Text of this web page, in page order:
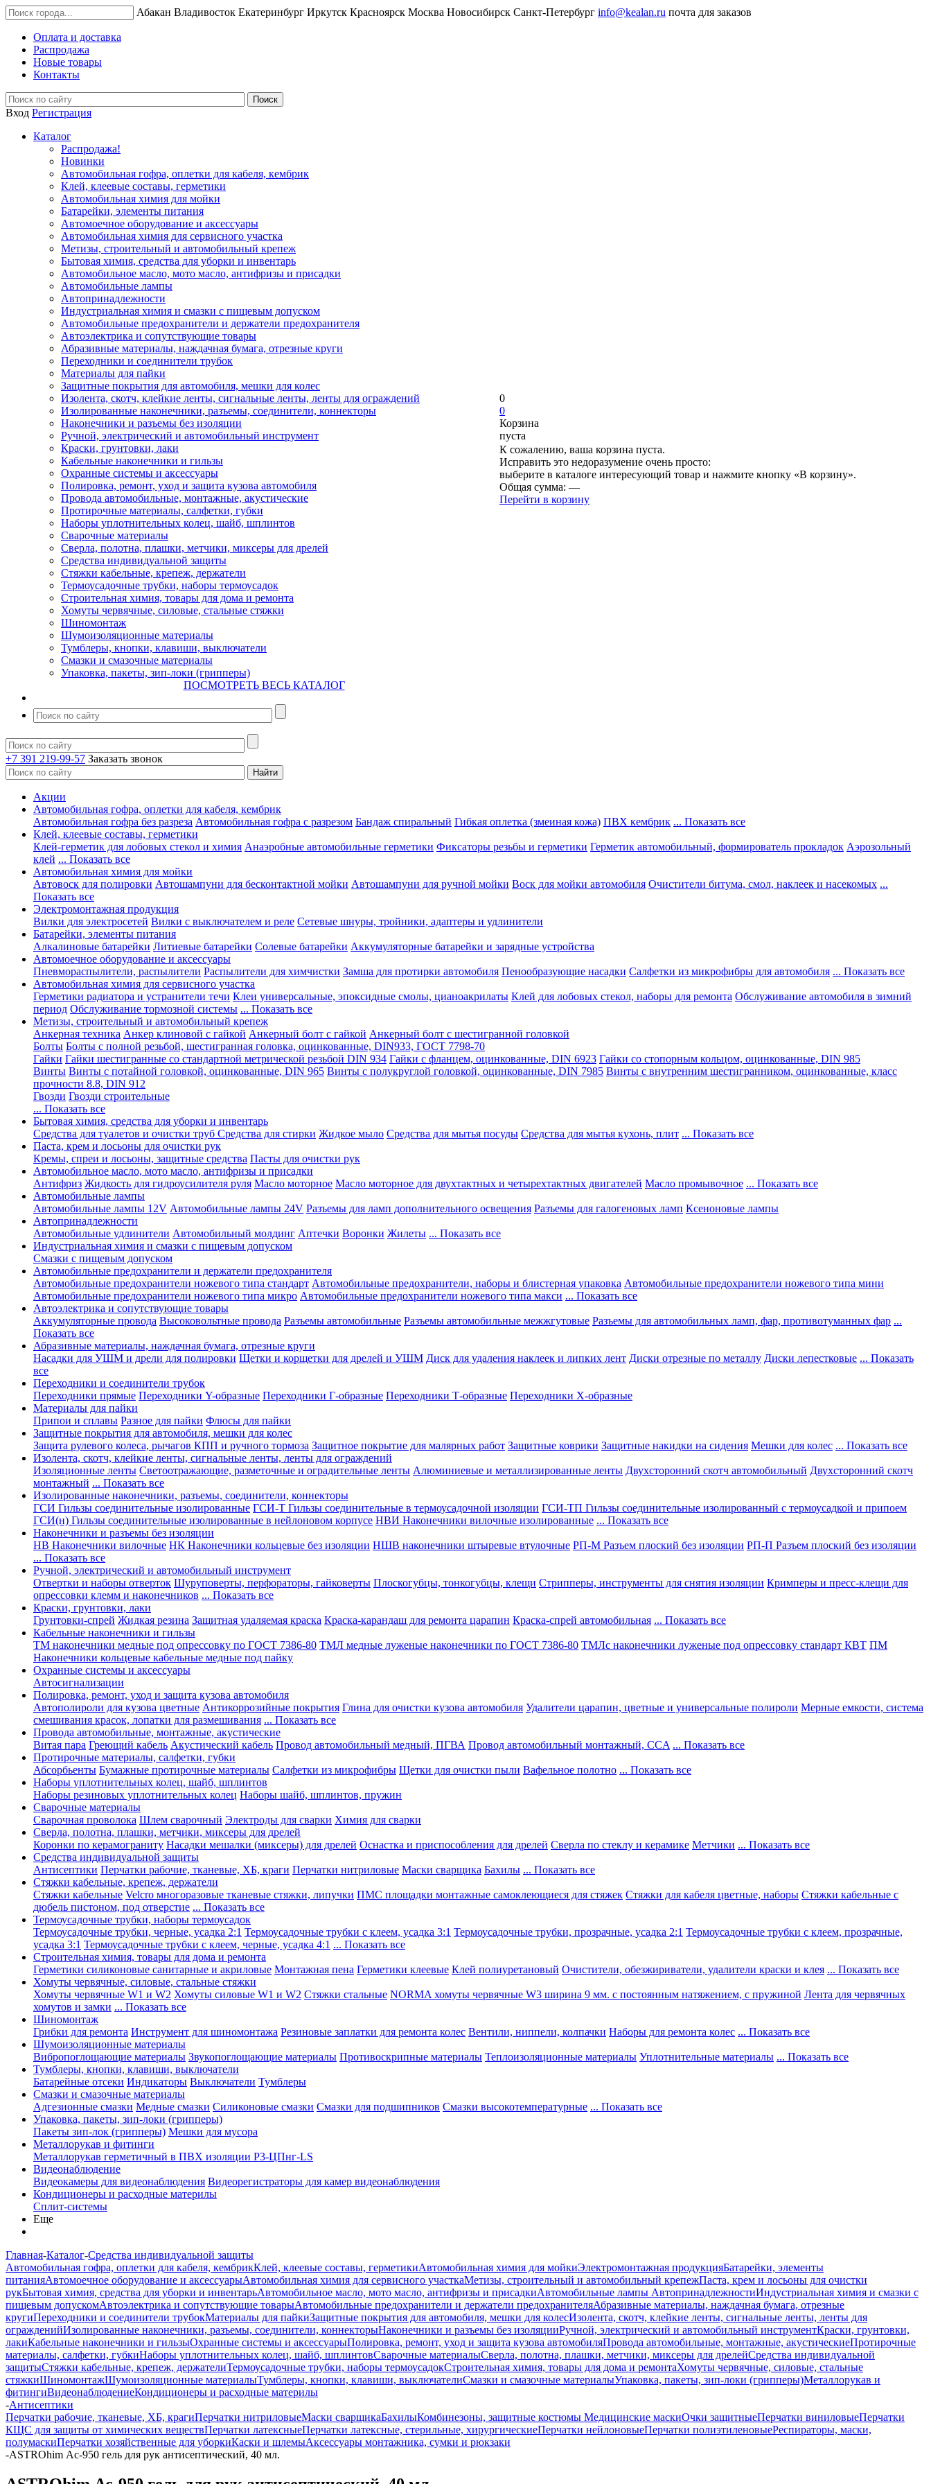
Абакан Владивосток Екатеринбург Иркутск Красноярск Москва Новосибирск Санкт-Петербург info@kealan.ru почта для заказов
Оплата и доставка
Распродажа
Новые товары
Контакты
Вход Регистрация
Каталог
Распродажа!
Новинки
Автомобильная гофра, оплетки для кабеля, кембрик
Клей, клеевые составы, герметики
Автомобильная химия для мойки
Батарейки, элементы питания
Автомоечное оборудование и аксессуары
Автомобильная химия для сервисного участка
Метизы, строительный и автомобильный крепеж
Бытовая химия, средства для уборки и инвентарь
Автомобильное масло, мото масло, антифризы и присадки
Автомобильные лампы
Автопринадлежности
Индустриальная химия и смазки с пищевым допуском
Автомобильные предохранители и держатели предохранителя
Автоэлектрика и сопутствующие товары
Абразивные материалы, наждачная бумага, отрезные круги
Переходники и соединители трубок
Материалы для пайки
Защитные покрытия для автомобиля, мешки для колес
Изолента, скотч, клейкие ленты, сигнальные ленты, ленты для ограждений
Изолированные наконечники, разъемы, соединители, коннекторы
Наконечники и разъемы без изоляции
Ручной, электрический и автомобильный инструмент
Краски, грунтовки, лаки
Кабельные наконечники и гильзы
Охранные системы и аксессуары
Полировка, ремонт, уход и защита кузова автомобиля
Провода автомобильные, монтажные, акустические
Протирочные материалы, салфетки, губки
Наборы уплотнительных колец, шайб, шплинтов
Сварочные материалы
Сверла, полотна, плашки, метчики, миксеры для дрелей
Средства индивидуальной защиты
Стяжки кабельные, крепеж, держатели
Термоусадочные трубки, наборы термоусадок
Строительная химия, товары для дома и ремонта
Хомуты червячные, силовые, стальные стяжки
Шиномонтаж
Шумоизоляционные материалы
Тумблеры, кнопки, клавиши, выключатели
Смазки и смазочные материалы
Упаковка, пакеты, зип-локи (грипперы)
ПОСМОТРЕТЬ ВЕСЬ КАТАЛОГ
+7 391 219-99-57 Заказать звонок
0
0
Корзина
пуста
К сожалению, ваша корзина пуста.
Исправить это недоразумение очень просто:
выберите в каталоге интересующий товар и нажмите кнопку «В корзину».
Общая сумма: —
Перейти в корзину
Акции
Автомобильная гофра, оплетки для кабеля, кембрик
Автомобильная гофра без разреза Автомобильная гофра с разрезом Бандаж спиральный Гибкая оплетка (змеиная кожа) ПВХ кембрик ... Показать все
Клей, клеевые составы, герметики
Клей-герметик для лобовых стекол и химия Анаэробные автомобильные герметики Фиксаторы резьбы и герметики Герметик автомобильный, формирователь прокладок Аэрозольный
клей ... Показать все
Автомобильная химия для мойки
Автовоск для полировки Автошампуни для бесконтактной мойки Автошампуни для ручной мойки Воск для мойки автомобиля Очистители битума, смол, наклеек и насекомых ...
Показать все
Электромонтажная продукция
Вилки для электросетей Вилки с выключателем и реле Сетевые шнуры, тройники, адаптеры и удлинители
Батарейки, элементы питания
Алкалиновые батарейки Литиевые батарейки Солевые батарейки Аккумуляторные батарейки и зарядные устройства
Автомоечное оборудование и аксессуары
Пневмораспылители, распылители Распылители для химчистки Замша для протирки автомобиля Пенообразующие насадки Салфетки из микрофибры для автомобиля ... Показать все
Автомобильная химия для сервисного участка
Герметики радиатора и устранители течи Клеи универсальные, эпоксидные смолы, цианоакрилаты Клей для лобовых стекол, наборы для ремонта Обслуживание автомобиля в зимний
период Обслуживание тормозной системы ... Показать все
Метизы, строительный и автомобильный крепеж
Анкерная техника Анкер клиновой с гайкой Анкерный болт с гайкой Анкерный болт с шестигранной головкой
Болты Болты с полной резьбой, шестигранная головка, оцинкованные, DIN933, ГОСТ 7798-70
Гайки Гайки шестигранные со стандартной метрической резьбой DIN 934 Гайки с фланцем, оцинкованные, DIN 6923 Гайки со стопорным кольцом, оцинкованные, DIN 985
Винты Винты с потайной головкой, оцинкованные, DIN 965 Винты с полукруглой головкой, оцинкованные, DIN 7985 Винты с внутренним шестигранником, оцинкованные, класс
прочности 8.8, DIN 912
Гвозди Гвозди строительные
... Показать все
Бытовая химия, средства для уборки и инвентарь
Средства для туалетов и очистки труб Средства для стирки Жидкое мыло Средства для мытья посуды Средства для мытья кухонь, плит ... Показать все
Паста, крем и лосьоны для очистки рук
Кремы, спреи и лосьоны, защитные средства Пасты для очистки рук
Автомобильное масло, мото масло, антифризы и присадки
Антифриз Жидкость для гидроусилителя руля Масло моторное Масло моторное для двухтактных и четырехтактных двигателей Масло промывочное ... Показать все
Автомобильные лампы
Автомобильные лампы 12V Автомобильные лампы 24V Разъемы для ламп дополнительного освещения Разъемы для галогеновых ламп Ксеноновые лампы
Автопринадлежности
Автомобильные удлинители Автомобильный молдинг Аптечки Воронки Жилеты ... Показать все
Индустриальная химия и смазки с пищевым допуском
Смазки с пищевым допуском
Автомобильные предохранители и держатели предохранителя
Автомобильные предохранители ножевого типа стандарт Автомобильные предохранители, наборы и блистерная упаковка Автомобильные предохранители ножевого типа мини
Автомобильные предохранители ножевого типа микро Автомобильные предохранители ножевого типа макси ... Показать все
Автоэлектрика и сопутствующие товары
Аккумуляторные провода Высоковольтные провода Разъемы автомобильные Разъемы автомобильные межжгутовые Разъемы для автомобильных ламп, фар, противотуманных фар ...
Показать все
Абразивные материалы, наждачная бумага, отрезные круги
Насадки для УШМ и дрели для полировки Щетки и корщетки для дрелей и УШМ Диск для удаления наклеек и липких лент Диски отрезные по металлу Диски лепестковые ... Показать
все
Переходники и соединители трубок
Переходники прямые Переходники Y-образные Переходники Г-образные Переходники Т-образные Переходники Х-образные
Материалы для пайки
Припои и сплавы Разное для пайки Флюсы для пайки
Защитные покрытия для автомобиля, мешки для колес
Защита рулевого колеса, рычагов КПП и ручного тормоза Защитное покрытие для малярных работ Защитные коврики Защитные накидки на сидения Мешки для колес ... Показать все
Изолента, скотч, клейкие ленты, сигнальные ленты, ленты для ограждений
Изоляционные ленты Светоотражающие, разметочные и оградительные ленты Алюминиевые и металлизированные ленты Двухсторонний скотч автомобильный Двухсторонний скотч
монтажный ... Показать все
Изолированные наконечники, разъемы, соединители, коннекторы
ГСИ Гильзы соединительные изолированные ГСИ-Т Гильзы соединительные в термоусадочной изоляции ГСИ-ТП Гильзы соединительные изолированный с термоусадкой и припоем
ГСИ(н) Гильзы соединительные изолированные в нейлоновом корпусе НВИ Наконечники вилочные изолированные ... Показать все
Наконечники и разъемы без изоляции
НВ Наконечники вилочные НК Наконечники кольцевые без изоляции НШВ наконечники штыревые втулочные РП-М Разъем плоский без изоляции РП-П Разъем плоский без изоляции
... Показать все
Ручной, электрический и автомобильный инструмент
Отвертки и наборы отверток Шуруповерты, перфораторы, гайковерты Плоскогубцы, тонкогубцы, клещи Стрипперы, инструменты для снятия изоляции Кримперы и пресс-клещи для
опрессовки клемм и наконечников ... Показать все
Краски, грунтовки, лаки
Грунтовки-спрей Жидкая резина Защитная удаляемая краска Краска-карандаш для ремонта царапин Краска-спрей автомобильная ... Показать все
Кабельные наконечники и гильзы
ТМ наконечники медные под опрессовку по ГОСТ 7386-80 ТМЛ медные луженые наконечники по ГОСТ 7386-80 ТМЛс наконечники луженые под опрессовку стандарт КВТ ПМ
Наконечники кольцевые кабельные медные под пайку
Охранные системы и аксессуары
Автосигнализации
Полировка, ремонт, уход и защита кузова автомобиля
Автополироли для кузова цветные Антикоррозийные покрытия Глина для очистки кузова автомобиля Удалители царапин, цветные и универсальные полироли Мерные емкости, система
смешивания красок, лопатки для размешивания ... Показать все
Провода автомобильные, монтажные, акустические
Витая пара Греющий кабель Акустический кабель Провод автомобильный медный, ПГВА Провод автомобильный монтажный, CCA ... Показать все
Протирочные материалы, салфетки, губки
Абсорбьенты Бумажные протирочные материалы Салфетки из микрофибры Щетки для очистки пыли Вафельное полотно ... Показать все
Наборы уплотнительных колец, шайб, шплинтов
Наборы резиновых уплотнительных колец Наборы шайб, шплинтов, пружин
Сварочные материалы
Сварочная проволока Шлем сварочный Электроды для сварки Химия для сварки
Сверла, полотна, плашки, метчики, миксеры для дрелей
Коронки по керамограниту Насадки мешалки (миксеры) для дрелей Оснастка и приспособления для дрелей Сверла по стеклу и керамике Метчики ... Показать все
Средства индивидуальной защиты
Антисептики Перчатки рабочие, тканевые, ХБ, краги Перчатки нитриловые Маски сварщика Бахилы ... Показать все
Стяжки кабельные, крепеж, держатели
Стяжки кабельные Velcro многоразовые тканевые стяжки, липучки ПМС площадки монтажные самоклеющиеся для стяжек Стяжки для кабеля цветные, наборы Стяжки кабельные с
дюбель пистоном, под отверстие ... Показать все
Термоусадочные трубки, наборы термоусадок
Термоусадочные трубки, черные, усадка 2:1 Термоусадочные трубки с клеем, усадка 3:1 Термоусадочные трубки, прозрачные, усадка 2:1 Термоусадочные трубки с клеем, прозрачные,
усадка 3:1 Термоусадочные трубки с клеем, черные, усадка 4:1 ... Показать все
Строительная химия, товары для дома и ремонта
Герметики силиконовые санитарные и акриловые Монтажная пена Герметики клеевые Клей полиуретановый Очистители, обезжириватели, удалители краски и клея ... Показать все
Хомуты червячные, силовые, стальные стяжки
Хомуты червячные W1 и W2 Хомуты силовые W1 и W2 Стяжки стальные NORMA хомуты червячные W3 ширина 9 мм. с постоянным натяжением, с пружиной Лента для червячных
хомутов и замки ... Показать все
Шиномонтаж
Грибки для ремонта Инструмент для шиномонтажа Резиновые заплатки для ремонта колес Вентили, ниппели, колпачки Наборы для ремонта колес ... Показать все
Шумоизоляционные материалы
Вибропоглощающие материалы Звукопоглощающие материалы Противоскрипные материалы Теплоизоляционные материалы Уплотнительные материалы ... Показать все
Тумблеры, кнопки, клавиши, выключатели
Батарейные отсеки Индикаторы Выключатели Тумблеры
Смазки и смазочные материалы
Адгезионные смазки Медные смазки Силиконовые смазки Смазки для подшипников Смазки высокотемпературные ... Показать все
Упаковка, пакеты, зип-локи (грипперы)
Пакеты зип-лок (грипперы) Мешки для мусора
Металлорукав и фитинги
Металлорукав герметичный в ПВХ изоляции Р3-ЦПнг-LS
Видеонаблюдение
Видеокамеры для видеонаблюдения Видеорегистраторы для камер видеонаблюдения
Кондиционеры и расходные материлы
Сплит-системы
Еще
Главная-Каталог-Средства индивидуальной защиты
Автомобильная гофра, оплетки для кабеля, кембрикКлей, клеевые составы, герметикиАвтомобильная химия для мойкиЭлектромонтажная продукцияБатарейки, элементы
питанияАвтомоечное оборудование и аксессуарыАвтомобильная химия для сервисного участкаМетизы, строительный и автомобильный крепежПаста, крем и лосьоны для очистки
рукБытовая химия, средства для уборки и инвентарьАвтомобильное масло, мото масло, антифризы и присадкиАвтомобильные лампы АвтопринадлежностиИндустриальная химия и смазки с
пищевым допускомАвтоэлектрика и сопутствующие товарыАвтомобильные предохранители и держатели предохранителяАбразивные материалы, наждачная бумага, отрезные
кругиПереходники и соединители трубокМатериалы для пайкиЗащитные покрытия для автомобиля, мешки для колесИзолента, скотч, клейкие ленты, сигнальные ленты, ленты для
огражденийИзолированные наконечники, разъемы, соединители, коннекторыНаконечники и разъемы без изоляцииРучной, электрический и автомобильный инструментКраски, грунтовки,
лакиКабельные наконечники и гильзыОхранные системы и аксессуарыПолировка, ремонт, уход и защита кузова автомобиляПровода автомобильные, монтажные, акустическиеПротирочные
материалы, салфетки, губкиНаборы уплотнительных колец, шайб, шплинтовСварочные материалыСверла, полотна, плашки, метчики, миксеры для дрелейСредства индивидуальной
защитыСтяжки кабельные, крепеж, держателиТермоусадочные трубки, наборы термоусадокСтроительная химия, товары для дома и ремонтаХомуты червячные, силовые, стальные
стяжкиШиномонтажШумоизоляционные материалыТумблеры, кнопки, клавиши, выключателиСмазки и смазочные материалыУпаковка, пакеты, зип-локи (грипперы)Металлорукав и
фитингиВидеонаблюдениеКондиционеры и расходные материлы
-Антисептики
Перчатки рабочие, тканевые, ХБ, крагиПерчатки нитриловыеМаски сварщикаБахилыКомбинезоны, защитные костюмы Медицинские маскиОчки защитныеПерчатки виниловыеПерчатки
КЩС для защиты от химических веществПерчатки латексныеПерчатки латексные, стерильные, хирургическиеПерчатки нейлоновыеПерчатки полиэтиленовыеРеспираторы, маски,
полумаскиПерчатки хозяйственные для уборкиКаски и шлемыАксессуары монтажника, сумки и рюкзаки
-ASTROhim Ас-950 гель для рук антисептический, 40 мл.